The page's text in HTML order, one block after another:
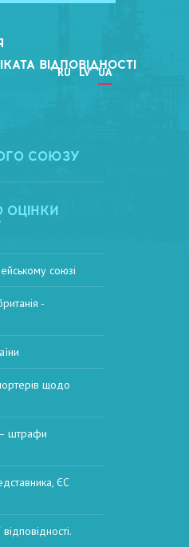
RU LV UA
ВІДПОВІДНОСТІ
СОЮЗУ
ОЦІНКИ
союзі
-
щодо
– штрафи
ЄС